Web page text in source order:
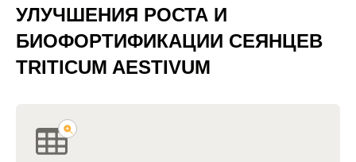
УЛУЧШЕНИЯ РОСТА И
БИОФОРТИФИКАЦИИ СЕЯНЦЕВ
TRITICUM AESTIVUM